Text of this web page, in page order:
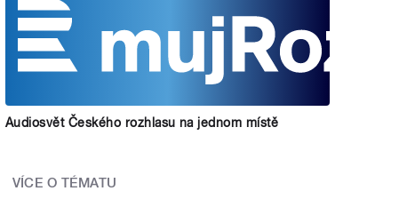
Audiosvět Českého rozhlasu na jednom místě
VÍCE O TÉMATU